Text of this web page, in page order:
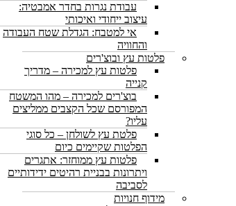
עבודת נגרות בחדר אמבטיה:
עיצוב ייחודי ואיכותי
אי למטבח: הגדלת שטח העבודה
והחוויה
פלטות עץ ובוצ'רים
פלטות עץ למכירה – מדריך
קנייה
בוצ'רים למכירה – מהו המשטח
המפורסם שכל הקצבים ממליצים
עליו?
פלטת עץ לשולחן – כל סוגי
הפלטות שקיימים כיום
פלטות עץ ממוחזר: אתגרים
ויתרונות בבניית רהיטים ידידותיים
לסביבה
מידוף חנויות